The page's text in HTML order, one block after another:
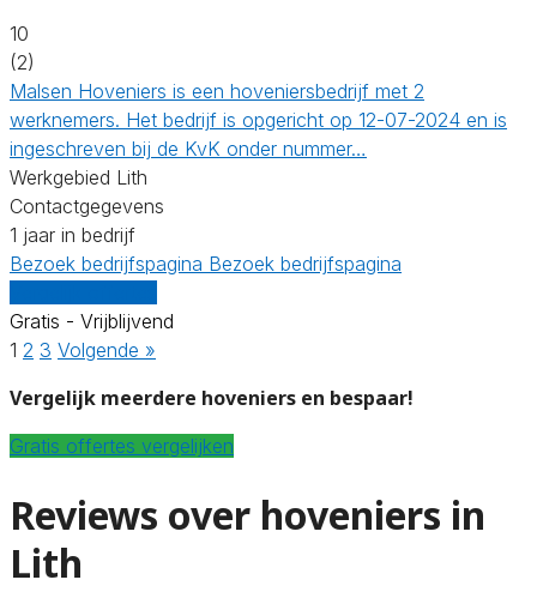
10
(2)
Malsen Hoveniers is een hoveniersbedrijf met 2
werknemers. Het bedrijf is opgericht op 12-07-2024 en is
ingeschreven bij de KvK onder nummer…
Werkgebied Lith
Contactgegevens
1 jaar in bedrijf
Bezoek bedrijfspagina Bezoek bedrijfspagina
Gratis - Vrijblijvend
1 2 3 Volgende »
Vergelijk meerdere hoveniers en bespaar!
Gratis offertes vergelijken
Reviews over hoveniers in
Lith